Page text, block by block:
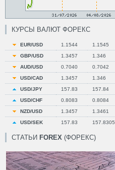
КУРСЫ ВАЛЮТ ФОРЕКС
EUR/USD 1.1544
1.1545
GBP/USD
1.3457
1.346
AUD/USD
0.7040
0.7042
USD/CAD
1.3457
1.346
USD/JPY
157.83
157.84
USD/CHF
0.8083
0.8084
NZD/USD
1.3457
1.3461
USD/SEK
157.83 157.8305
СТАТЬИ FOREX (ФОРЕКС)